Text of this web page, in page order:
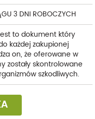
3 DNI ROBOCZYCH
to dokument który
każdej zakupionej
on, że oferowane w
zostały skontrolowane
szkodliwych.